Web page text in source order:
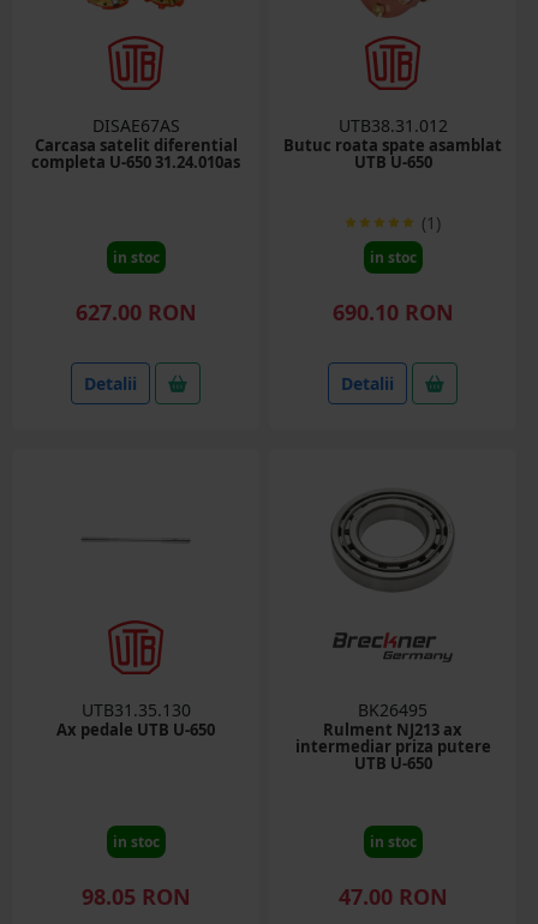
DISAE67AS
Carcasa satelit diferential
completa U-650 31.24.010as
in stoc
627.00 RON
Detalii
UTB38.31.012
Butuc roata spate asamblat
UTB U-650
(1)
in stoc
690.10 RON
Detalii
UTB31.35.130
Ax pedale UTB U-650
in stoc
98.05 RON
BK26495
Rulment NJ213 ax
intermediar priza putere
UTB U-650
in stoc
47.00 RON